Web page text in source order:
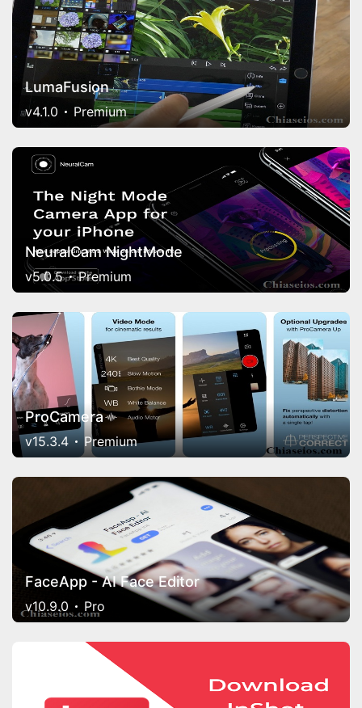
LumaFusion
v4.1.0 Premium
NeuralCam NightMode
v5.0.5 Premium
ProCamera
v15.3.4 Premium
FaceApp - AI Face Editor
v10.9.0 Pro